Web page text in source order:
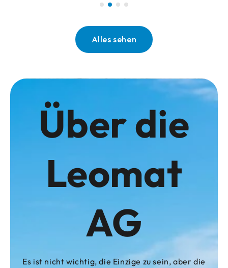
Alles sehen
Über die
Leomat
AG
Es ist nicht wichtig, die Einzige zu sein, aber die